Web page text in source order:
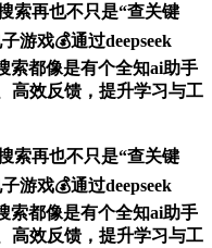
索再也不只是“查关键
游戏💰通过deepseek
索都像是有个全知ai助手
高效反馈，提升学习与工
索再也不只是“查关键
游戏💰通过deepseek
索都像是有个全知ai助手
高效反馈，提升学习与工